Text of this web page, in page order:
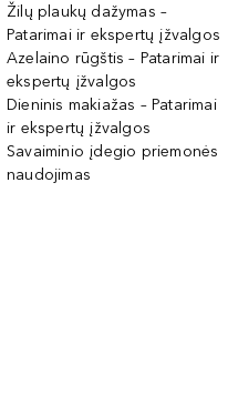
Žilų plaukų dažymas –
Patarimai ir ekspertų įžvalgos
Azelaino rūgštis – Patarimai ir
ekspertų įžvalgos
Dieninis makiažas – Patarimai
ir ekspertų įžvalgos
Savaiminio įdegio priemonės
naudojimas